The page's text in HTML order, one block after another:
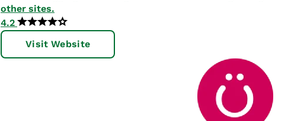
other sites.
4.2
Visit Website